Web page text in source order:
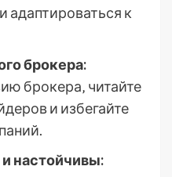
адаптироваться к
брокера:
брокера‚ читайте
и избегайте
настойчивы: